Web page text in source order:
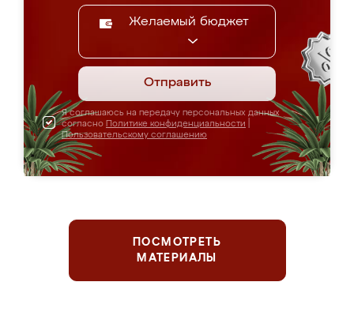
Желаемый бюджет
Отправить
Я соглашаюсь на передачу персональных данных
согласно Политике конфиденциальности
Пользовательскому соглашению
ПОСМОТРЕТЬ
МАТЕРИАЛЫ